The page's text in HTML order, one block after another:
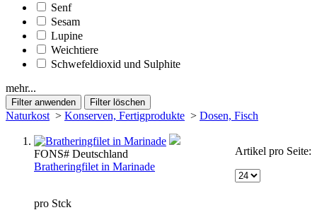
Senf
Sesam
Lupine
Weichtiere
Schwefeldioxid und Sulphite
mehr...
Naturkost > Konserven, Fertigprodukte > Dosen, Fisch
Artikel pro Seite:
FONS# Deutschland
Bratheringfilet in Marinade
pro Stck